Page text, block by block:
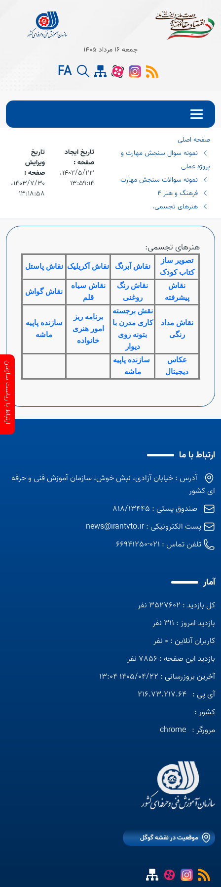
Open
Open
جمعه 16 مرداد 1405
FA
صفحه اصلی
نمونه سوال سنجش مهارت و
پروژه عملی
نمونه سوالات سنجش مهارت
فرهنگ و هنر 4
هنرهای تجسمی.
تاریخ ایجاد
صفحه :
۱۴۰۲/۵/۲۳،‏
۱۳:۵۹:۱۴
تاریخ
ویرایش
صفحه :
۱۴۰۳/۷/۳۰،‏
۱۳:۱۸:۵۸
هنرهای تجسمی:
تصویر ساز
کتاب کودک
نقاش آبرنگ نقاش آکریلیک نقاش پاستل
نقاش
پیشرفته
نقاش رنگ
روغنی
نقاش سیاه
قلم
نقاش گواش
نقاش مداد
رنگی
نقش برجسته
کاری مدرن با
بتونه روی
دیوار
برنامه ریز
امور هنری
خانواده
سازنده پاپیه
ماشه
عکاس
دیجیتال
سازنده پاپیه
ماشه
ارتباط با ما
آدرس : خیابان آزادی، نبش خوش، سازمان آموزش فنی و حرفه
ای کشور
صندوق پستی : 818/13445
پست الکترونیکی :news@irantvto.ir
تلفن تماس : 021-66941250
آمار
کل بازدید : 3527602 نفر
بازدید امروز : 311 نفر
کاربران آنلاین : 0 نفر
بازدید این صفحه : 7856 نفر
آخرین بروزرسانی : 1405/04/22 13:04
آی پی : 216.73.217.64
کشور :
مرورگر : chrome
موقعیت در نقشه گوگل
ارتباط با ریاست سازمان